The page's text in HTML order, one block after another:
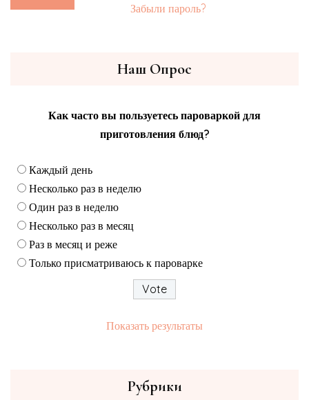
Забыли пароль?
Наш Опрос
Как часто вы пользуетесь пароваркой для
приготовления блюд?
Каждый день
Несколько раз в неделю
Один раз в неделю
Несколько раз в месяц
Раз в месяц и реже
Только присматриваюсь к пароварке
Показать результаты
Рубрики